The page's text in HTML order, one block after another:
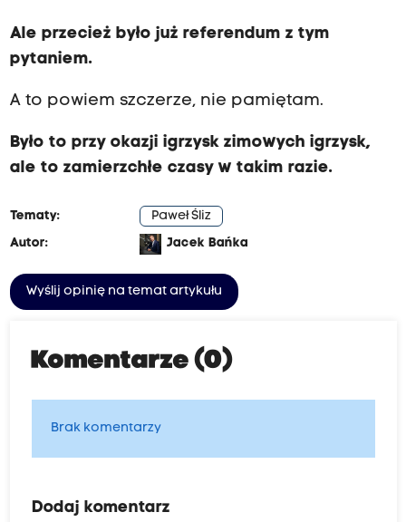
Ale przecież było już referendum z tym
pytaniem.
A to powiem szczerze, nie pamiętam.
Było to przy okazji igrzysk zimowych igrzysk,
ale to zamierzchłe czasy w takim razie.
Tematy:
Paweł Śliz
Autor:
Jacek Bańka
Wyślij opinię na temat artykułu
Komentarze (0)
Brak komentarzy
Dodaj komentarz